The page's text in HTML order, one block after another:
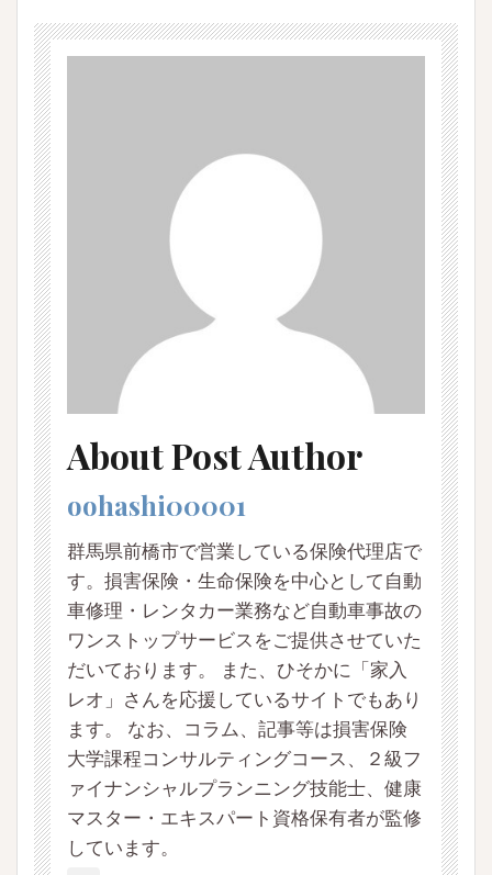
About Post Author
oohashi00001
群馬県前橋市で営業している保険代理店で
す。損害保険・生命保険を中心として自動
車修理・レンタカー業務など自動車事故の
ワンストップサービスをご提供させていた
だいております。 また、ひそかに「家入
レオ」さんを応援しているサイトでもあり
ます。 なお、コラム、記事等は損害保険
大学課程コンサルティングコース、２級フ
ァイナンシャルプランニング技能士、健康
マスター・エキスパート資格保有者が監修
しています。